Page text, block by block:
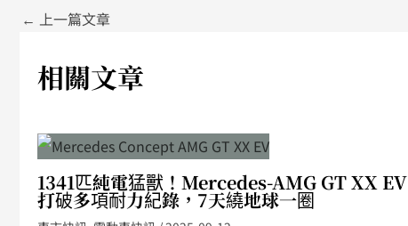
← 上一篇文章
相關文章
1341匹純電猛獸！Mercedes-AMG GT XX EV
打破多項耐力紀錄，7天繞地球一圈